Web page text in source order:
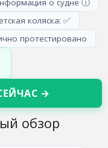
о судне ⓘ
коляска: ✅
протестировано
→
обзор